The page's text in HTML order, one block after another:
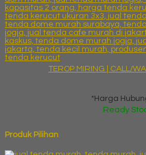
TEROP MIRING | CALL/
*Harga
Ready
Produk Pilihan